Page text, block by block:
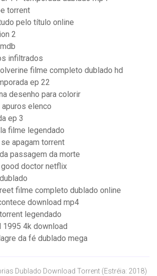
torrent
pelo título online
2
infiltrados
filme completo dublado hd
ep 22
desenho para colorir
apuros elenco
ep 3
filme legendado
apagam torrent
passagem da morte
doctor netflix
filme completo dublado online
download mp4
legendado
1995 4k download
da fé dublado mega
Dublado Download Torrent (Estréia: 2018)